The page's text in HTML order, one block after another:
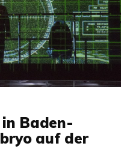
Baden-
auf der